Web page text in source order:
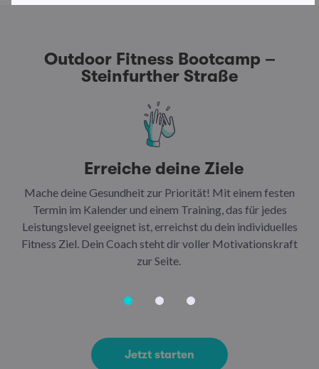
Outdoor Fitness Bootcamp –
Steinfurther Straße
Erreiche deine Ziele
Mache deine Gesundheit zur Priorität! Mit einem festen
Termin im Kalender und einem Training, das für jedes
Leistungslevel geeignet ist, erreichst du dein individuelles
Fitness Ziel. Dein Coach steht dir voller Motivationskraft
zur Seite.
Jetzt starten